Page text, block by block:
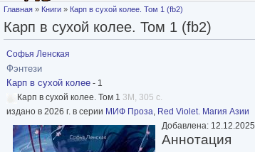
Вы здесь
Главная » Книги » Карп в сухой колее. Том 1 (fb2)
Карп в сухой колее. Том 1 (fb2)
Софья Ленская
Фэнтези
Карп в сухой колее - 1
Карп в сухой колее. Том 1 3M, 305 с.
издано в 2026 г. в серии МИФ Проза, Red Violet. Магия Азии
Добавлена: 12.12.2025
Аннотация